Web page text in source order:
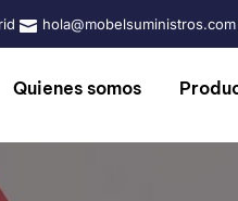
hola@mobelsuministros.com
Quienes somos